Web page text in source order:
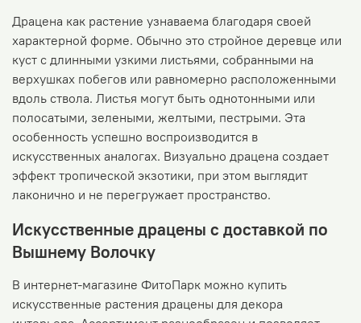
Драцена как растение узнаваема благодаря своей
характерной форме. Обычно это стройное деревце или
куст с длинными узкими листьями, собранными на
верхушках побегов или равномерно расположенными
вдоль ствола. Листья могут быть однотонными или
полосатыми, зелеными, желтыми, пестрыми. Эта
особенность успешно воспроизводится в
искусственных аналогах. Визуально драцена создает
эффект тропической экзотики, при этом выглядит
лаконично и не перегружает пространство.
Искусственные драцены с доставкой по
Вышнему Волочку
В интернет-магазине ФитоПарк можно купить
искусственные растения драцены для декора